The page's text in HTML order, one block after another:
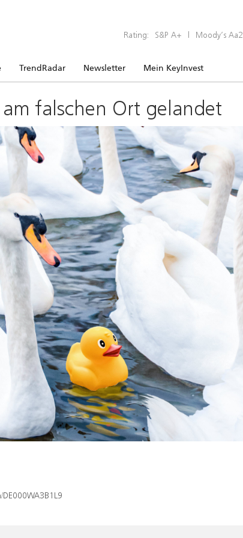
Rating: S&P A+ | Moody’s Aa2
TrendRadar Newsletter Mein KeyInvest
falschen Ort gelandet